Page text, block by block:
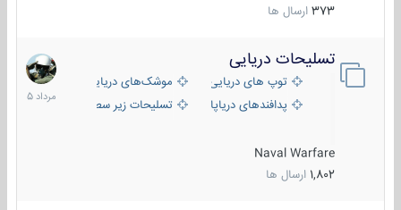
373 ارسال ها
تسلیحات دریایی
توپ های دریایی
موشک‌های دریایی
پدافندهای دریاپایه
تسلیحات زیر سطحی
Naval Warfare
1,802 ارسال ها
2
مرداد
1405